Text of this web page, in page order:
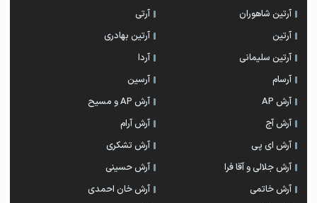
آرتين شاهوران
آرتی
آرتین
آرتین بهادری
آرتین سلیمانی
آردا
آرسام
آرسین
آرش AP
آرش AP و مسیح
آرش آج
آرش آرام
آرش ای پی
آرش تشکری
آرش جلالی و آقا فرا
آرش حسینی
آرش خاتمی
آرش خان احمدی